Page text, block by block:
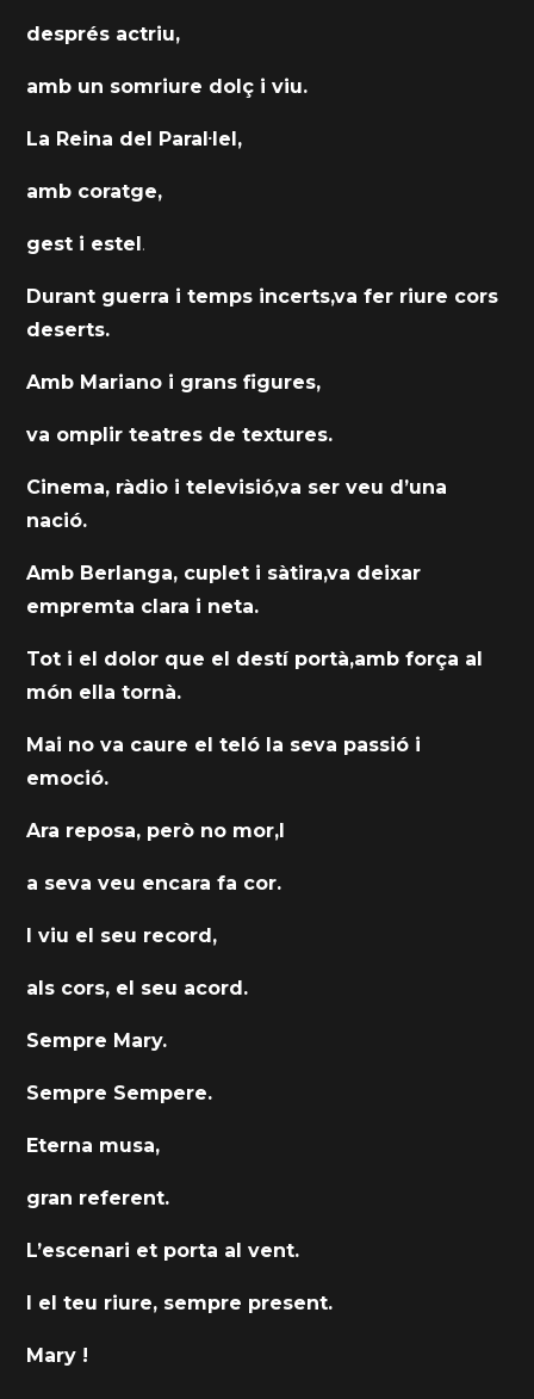
després actriu,
amb un somriure dolç i viu.
La Reina del Paral·lel,
amb coratge,
gest i estel.
Durant guerra i temps incerts,va fer riure cors
deserts.
Amb Mariano i grans figures,
va omplir teatres de textures.
Cinema, ràdio i televisió,va ser veu d’una
nació.
Amb Berlanga, cuplet i sàtira,va deixar
empremta clara i neta.
Tot i el dolor que el destí portà,amb força al
món ella tornà.
Mai no va caure el teló la seva passió i
emoció.
Ara reposa, però no mor,l
a seva veu encara fa cor.
I viu el seu record,
als cors, el seu acord.
Sempre Mary.
Sempre Sempere.
Eterna musa,
gran referent.
L’escenari et porta al vent.
I el teu riure, sempre present.
Mary !